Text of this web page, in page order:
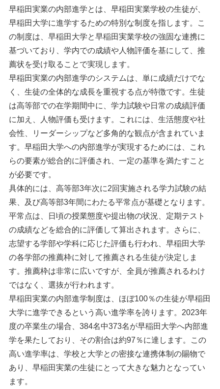
早稲田実業の内部進学とは、早稲田実業学校の生徒が、
早稲田大学に進学するための特別な制度を指します。こ
の制度は、早稲田大学と早稲田実業学校の強固な連携に
基づいており、学内での成績や人物評価を基にして、推
薦状を受け取ることで実現します。
早稲田実業の内部進学のシステムは、単に成績だけでな
く、生徒の全体的な成長を重視する点が特徴です。生徒
は高等部での在学期間中に、学力試験や日常の成績評価
に加え、人物評価も受けます。これには、生活態度や社
会性、リーダーシップなど多角的な観点が含まれていま
す。早稲田大学への内部進学が実現するためには、これ
らの要素が総合的に評価され、一定の基準を満たすこと
が必要です。
具体的には、高等部3年次に2回実施される学力試験の結
果、及び高等部3年間にわたる平常点が基礎となります。
平常点は、日頃の授業態度や提出物の状況、定期テスト
の成績などを総合的に評価して算出されます。さらに、
志望する学部や学科に応じた評価も行われ、早稲田大学
の各学部の推薦枠に対して推薦される生徒が決定しま
す。推薦枠は非常に広いですが、全員が推薦されるわけ
ではなく、選抜が行われます。
早稲田実業の内部進学制度は、ほぼ100％の生徒が早稲田
大学に進学できるという高い進学率を誇ります。2023年
度の卒業生の場合、384名中373名が早稲田大学へ内部進
学を果たしており、その割合は約97％に達します。この
高い進学率は、学校と大学との密接な連携体制の賜物で
あり、早稲田実業の生徒にとって大きな魅力となってい
ます。